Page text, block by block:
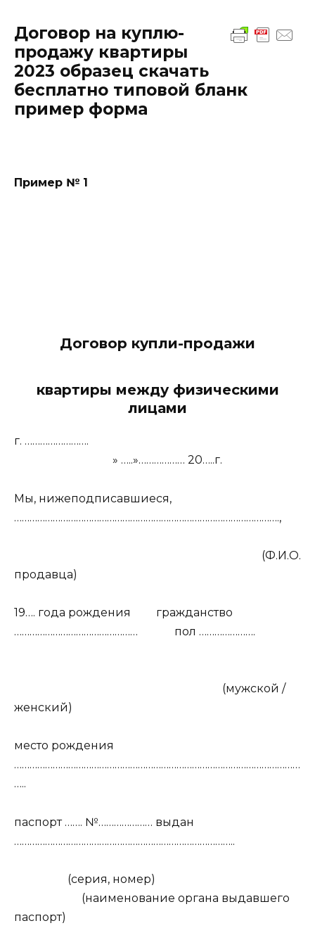
Договор на куплю-
продажу квартиры
2023 образец скачать
бесплатно типовой бланк
пример форма
Пример № 1
Договор купли-продажи
квартиры между физическими
лицами
г. …………………….
» …..»……………… 20…..г.
Мы, нижеподписавшиеся,
………………………………………………………………………………………….,
(Ф.И.О.
продавца)
19…. года рождения
гражданство
…………………………………………
пол ………………….
(мужской /
женский)
место рождения
…………………………………………………………………………………………………
…..
паспорт ……. №………………… выдан
…………………………………………………………………………..
(серия, номер)
(наименование органа выдавшего
паспорт)